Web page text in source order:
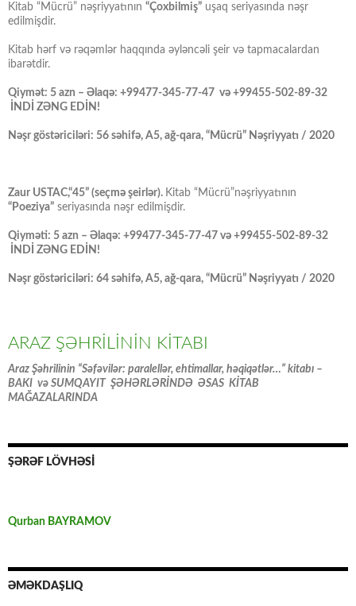
Kitab “Mücrü” nəşriyyatının “Çoxbilmiş” uşaq seriyasında nəşr
edilmişdir.
Kitab hərf və rəqəmlər haqqında əyləncəli şeir və tapmacalardan
ibarətdir.
Qiymət: 5 azn – Əlaqə: +99477-345-77-47 və +99455-502-89-32
İNDİ ZƏNG EDİN!
Nəşr göstəriciləri: 56 səhifə, A5, ağ-qara, “Mücrü” Nəşriyyatı / 2020
Zaur USTAC,“45” (seçmə şeirlər). Kitab “Mücrü”nəşriyyatının
“Poeziya” seriyasında nəşr edilmişdir.
Qiyməti: 5 azn – Əlaqə: +99477-345-77-47 və +99455-502-89-32
İNDİ ZƏNG EDİN!
Nəşr göstəriciləri: 64 səhifə, A5, ağ-qara, “Mücrü” Nəşriyyatı / 2020
ARAZ ŞƏHRİLİNİN KİTABI
Araz Şəhrilinin “Səfəvilər: paralellər, ehtimallar, həqiqətlər…” kitabı –
BAKI və SUMQAYIT ŞƏHƏRLƏRİNDƏ ƏSAS KİTAB
MAĞAZALARINDA
ŞƏRƏF LÖVHƏSİ
Qurban BAYRAMOV
ƏMƏKDAŞLIQ